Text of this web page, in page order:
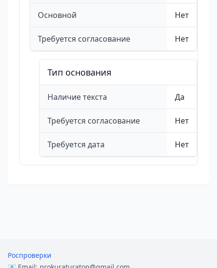
Основной Нет
Требуется согласование Нет
Тип основания
Наличие текста Да
Требуется согласование Нет
Требуется дата Нет
Роспроверки